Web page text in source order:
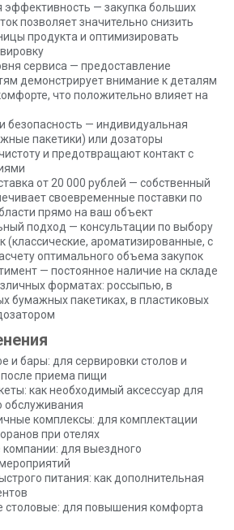
эффективность — закупка больших
позволяет значительно снизить
продукта и оптимизировать
сервиса — предоставление
демонстрирует внимание к деталям
что положительно влияет на
безопасность — индивидуальная
пакетики) или дозаторы
и предотвращают контакт с
от 20 000 рублей — собственный
своевременные поставки по
прямо на ваш объект
подход — консультации по выбору
(классические, ароматизированные, с
оптимального объема закупок
— постоянное наличие на складе
форматах: россыпью, в
бумажных пакетиках, в пластиковых
и бары: для сервировки столов и
приема пищи
как необходимый аксессуар для
обслуживания
комплексы: для комплектации
при отелях
компании: для выездного
питания: как дополнительная
столовые: для повышения комфорта